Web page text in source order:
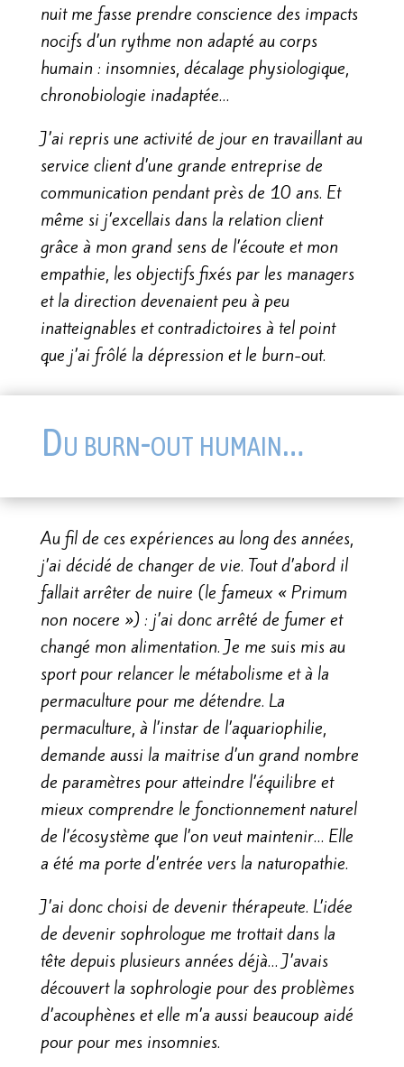
nuit me fasse prendre conscience des impacts
nocifs d’un rythme non adapté au corps
humain : insomnies, décalage physiologique,
chronobiologie inadaptée…
J’ai repris une activité de jour en travaillant au
service client d’une grande entreprise de
communication pendant près de 10 ans. Et
même si j’excellais dans la relation client
grâce à mon grand sens de l’écoute et mon
empathie, les objectifs fixés par les managers
et la direction devenaient peu à peu
inatteignables et contradictoires à tel point
que j’ai frôlé la dépression et le burn-out.
Du burn-out humain…
Au fil de ces expériences au long des années,
j’ai décidé de changer de vie. Tout d’abord il
fallait arrêter de nuire (le fameux « Primum
non nocere ») : j’ai donc arrêté de fumer et
changé mon alimentation. Je me suis mis au
sport pour relancer le métabolisme et à la
permaculture pour me détendre. La
permaculture, à l’instar de l’aquariophilie,
demande aussi la maitrise d’un grand nombre
de paramètres pour atteindre l’équilibre et
mieux comprendre le fonctionnement naturel
de l’écosystème que l’on veut maintenir… Elle
a été ma porte d’entrée vers la naturopathie.
J’ai donc choisi de devenir thérapeute. L’idée
de devenir sophrologue me trottait dans la
tête depuis plusieurs années déjà… J’avais
découvert la sophrologie pour des problèmes
d’acouphènes et elle m’a aussi beaucoup aidé
pour pour mes insomnies.